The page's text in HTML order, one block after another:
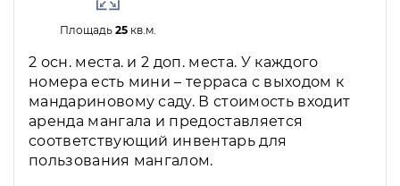
Площадь 25кв.м.
2 осн. места. и 2 доп. места. У каждого
номера есть мини – терраса с выходом к
мандариновому саду. В стоимость входит
аренда мангала и предоставляется
соответствующий инвентарь для
пользования мангалом.